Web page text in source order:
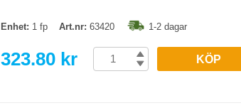
Enhet: 1 fp Art.nr: 63420 1-2 dagar
323.80 kr KÖP